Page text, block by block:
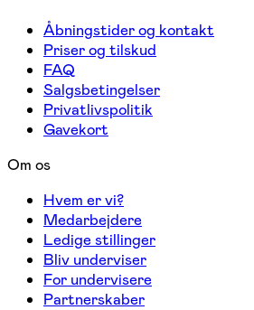
Åbningstider og kontakt
Priser og tilskud
FAQ
Salgsbetingelser
Privatlivspolitik
Gavekort
Om os
Hvem er vi?
Medarbejdere
Ledige stillinger
Bliv underviser
For undervisere
Partnerskaber